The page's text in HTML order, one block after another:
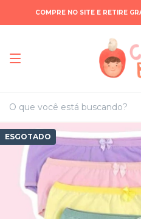
COMPRE NO SITE E RETIRE
ESGOTADO